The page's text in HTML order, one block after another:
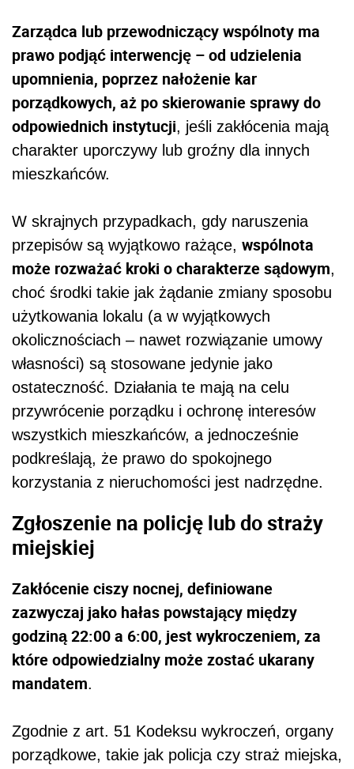
Zarządca lub przewodniczący wspólnoty ma
prawo podjąć interwencję – od udzielenia
upomnienia, poprzez nałożenie kar
porządkowych, aż po skierowanie sprawy do
odpowiednich instytucji, jeśli zakłócenia mają
charakter uporczywy lub groźny dla innych
mieszkańców.
W skrajnych przypadkach, gdy naruszenia
przepisów są wyjątkowo rażące, wspólnota
może rozważać kroki o charakterze sądowym,
choć środki takie jak żądanie zmiany sposobu
użytkowania lokalu (a w wyjątkowych
okolicznościach – nawet rozwiązanie umowy
własności) są stosowane jedynie jako
ostateczność. Działania te mają na celu
przywrócenie porządku i ochronę interesów
wszystkich mieszkańców, a jednocześnie
podkreślają, że prawo do spokojnego
korzystania z nieruchomości jest nadrzędne.
Zgłoszenie na policję lub do straży
miejskiej
Zakłócenie ciszy nocnej, definiowane
zazwyczaj jako hałas powstający między
godziną 22:00 a 6:00, jest wykroczeniem, za
które odpowiedzialny może zostać ukarany
mandatem.
Zgodnie z art. 51 Kodeksu wykroczeń, organy
porządkowe, takie jak policja czy straż miejska,